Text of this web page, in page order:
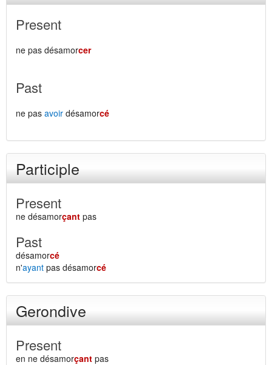
Present
ne pas désamorcer
Past
ne pas avoir désamorcé
Participle
Present
ne désamorçant pas
Past
désamorcé
n'ayant pas désamorcé
Gerondive
Present
en ne désamorçant pas